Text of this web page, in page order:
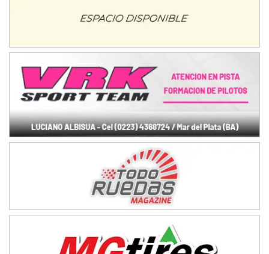
NORESTE SANTAFESINO - F6
José Samuel Sánchez (Tierra)
Rufino (Santa Fe)
Juan Navarro (Asfalto)
El Timbó (Tucumán)